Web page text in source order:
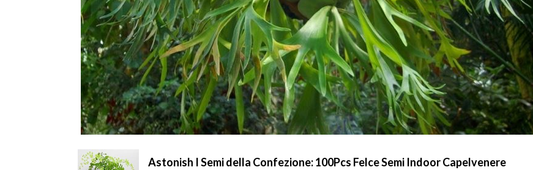
Astonish I Semi della Confezione: 100Pcs Felce Semi Indoor Capelvenere